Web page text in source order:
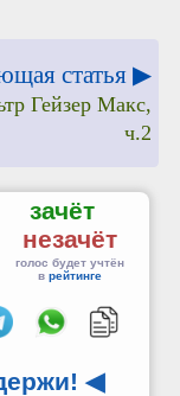
статья ▶
Гейзер Макс,
ч.2
зачёт
незачёт
голос будет учтён
в рейтинге
◀